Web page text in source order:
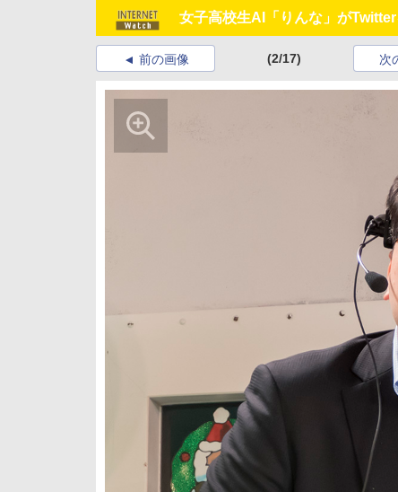
女子高校生AI「りんな」が
前の画像 (2/17) 次